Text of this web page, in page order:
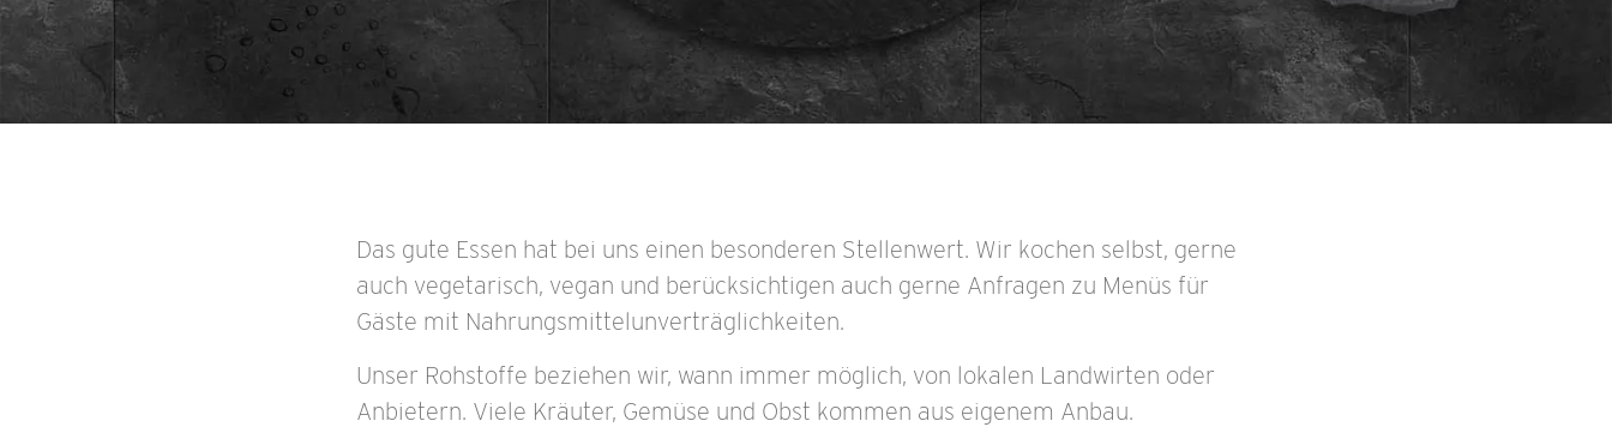
Das gute Essen hat bei uns einen besonderen Stellenwert. Wir kochen selbst, gerne
auch vegetarisch, vegan und berücksichtigen auch gerne Anfragen zu Menüs für
Gäste mit Nahrungsmittelunverträglichkeiten.
Unser Rohstoffe beziehen wir, wann immer möglich, von lokalen Landwirten oder
Anbietern. Viele Kräuter, Gemüse und Obst kommen aus eigenem Anbau.